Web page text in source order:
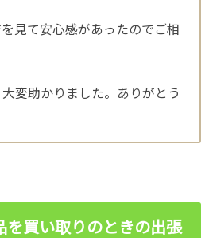
見て安心感があったのでご相
変助かりました。ありがとう
を買い取りのときの出張